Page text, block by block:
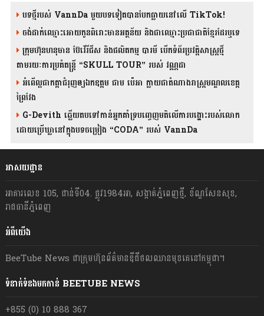
បទថ្មីរបស់ VannDa មួយបទទៀតបានបែកធ្លាយនៅលើ TikTok!
ចង់ដាក់ឈ្មោះអោយកូនពិរោះមានអត្ថន័យ និងជាឈ្មោះប្រជាជាតិខ្មែរដែរឬទេ
ក្រុមហ៊ុនហនុមាន ប៊ែវើរីជីស និង​ផលិតកម្ម បារមី​ បើកទំព័រប្រវត្តិសាស្ត្រថ្មី
តាមរយៈការប្រគំតន្រ្តី “SKULL TOUR” របស់ វណ្ណដា
អំពើល្អជាកត្តាជំរុញឲ្យឯកឧត្តម ជាម ប៉េអា ក្លាយជាតំណាងរាស្ត្រមណ្ឌលខេត្ត
ព្រៃវែង
G-Devith ឆ្លើយតបទៅកាន់អ្នកគាំទ្របញ្ចេញមតិលើការបង្ហោះរបស់លោក
ដោយប្រើឃ្លានៅក្នុងបទចម្រៀង “CODA” រ​​​បស់ VannDa
អាសយដ្ឋាន
អាគារលេខ 105, ជាន់ទី04. ផ្លូវ1984អា, សង្កាត់ភ្នំពេញថ្មី, ខ័ណ្ឌសែនសុខ,
រាជធានីភ្នំពេញ
អំពីយើង
BeeTube News ជា​ក្រុមហ៊ុន​ព័ត៌មាន​ឌីជីថលឈាន​មុខ​គេ​នៅ​កម្ពុជា។
ទំនាក់ទំនងមកកាន់ BEETUBE NEWS
+855 (0) 10 888 367